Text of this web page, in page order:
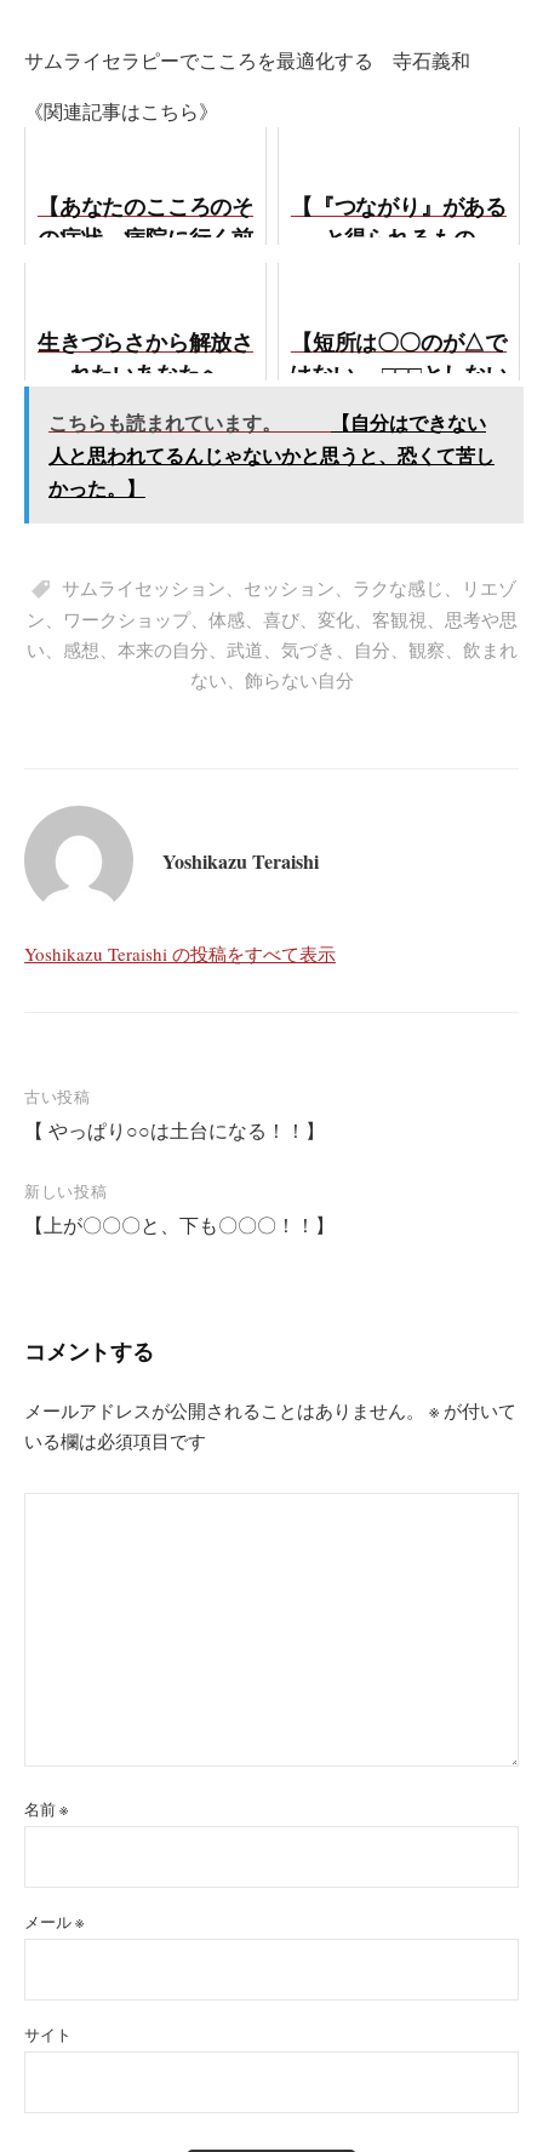
サムライセラピーでこころを最適化する 寺石義和
《関連記事はこちら》
【あなたのこころのそ
の症状、病院に行く前
【『つながり』がある
と得られるもの
生きづらさから解放さ
れたいあなたへ
【短所は〇〇のが△で
はない。 □□□としない
こちらも読まれています。
【自分はできない
人と思われてるんじゃないかと思うと、恐くて苦し
かった。】
サムライセッション セッション ラクな感じ
リエゾ
ン、 ワークショップ、 体感、 喜び、 変化、 客観視、 思考や思
い、 感想、 本来の自分、 武道、 気づき 、 自分、 観察、 飲まれ
ない、 飾らない自分
Yoshikazu Teraishi
Yoshikazu Teraishi の投稿をすべて表示
投
稿
ナ
ビ
ゲ
ョ
古い投稿
【 やっぱり○○は土台になる！！】
新しい投稿
【上が〇〇〇と、下も〇〇〇！！】
コメントする
メールアドレスが公開されることはありません。 ※ が付いて
いる欄は必須項目です
名前※
メール※
サイト